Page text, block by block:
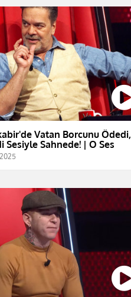
Vatan Borcunu Ödedi,
Sesiyle Sahnede! | O Ses